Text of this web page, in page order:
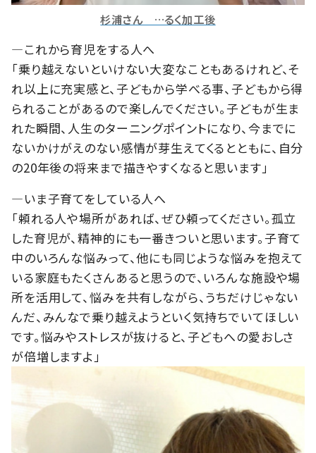
杉浦さん …るく加工後
―これから育児をする人へ
「乗り越えないといけない大変なこともあるけれど、そ
れ以上に充実感と、子どもから学べる事、子どもから得
られることがあるので楽しんでください。⼦どもが⽣ま
れた瞬間、⼈⽣のターニングポイントになり、今までに
ないかけがえのない感情が芽生えてくるとともに、自分
の20年後の将来まで描きやすくなると思います」
―いま子育てをしている人へ
「頼れる人や場所があれば、ぜひ頼ってください。孤立
した育児が、精神的にも一番きついと思います。子育て
中のいろんな悩みって、他にも同じような悩みを抱えて
いる家庭もたくさんあると思うので、いろんな施設や場
所を活用して、悩みを共有しながら、うちだけじゃない
んだ、みんなで乗り越えようといく気持ちでいてほしい
です。悩みやストレスが抜けると、子どもへの愛おしさ
が倍増しますよ」